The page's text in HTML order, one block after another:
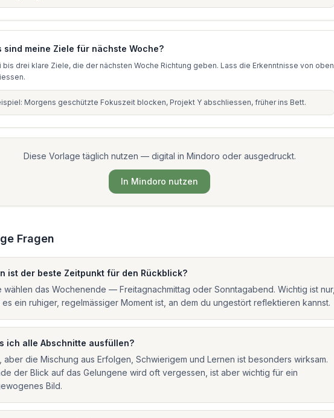
sind meine Ziele für nächste Woche?
bis drei klare Ziele, die der nächsten Woche Richtung geben. Lass die Erkenntnisse von oben
Morgens geschützte Fokuszeit blocken, Projekt Y abschliessen, früher ins Bett.
Diese Vorlage täglich nutzen — digital in Mindoro oder ausgedruckt.
In Mindoro nutzen
Fragen
ist der beste Zeitpunkt für den Rückblick?
wählen das Wochenende — Freitagnachmittag oder Sonntagabend. Wichtig ist nur,
es ein ruhiger, regelmässiger Moment ist, an dem du ungestört reflektieren kannst.
ich alle Abschnitte ausfüllen?
aber die Mischung aus Erfolgen, Schwierigem und Lernen ist besonders wirksam.
der Blick auf das Gelungene wird oft vergessen, ist aber wichtig für ein
Bild.